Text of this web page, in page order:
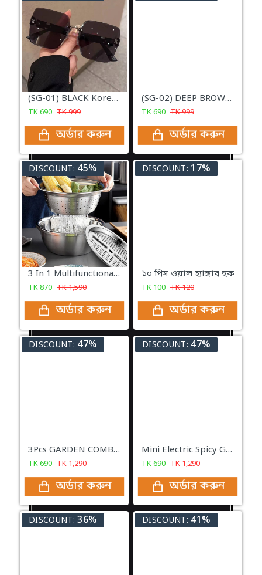
(SG-01) BLACK Korean Style Classic Big Square Shades Sunglasses for Women
TK690 TK999
অর্ডার করুন
(SG-02) DEEP BROWN Korean Style Classic Big Square Shades Sunglasses for Women
TK690 TK999
অর্ডার করুন
DISCOUNT: 45%
3 In 1 Multifunctional Stainless Steel Basin With Vegetable Cutter with Drain Basket
TK870 TK1,590
অর্ডার করুন
DISCOUNT: 17%
১০ পিস ওয়াল হ্যাঙ্গার হুক
TK 100 TK120
অর্ডার করুন
DISCOUNT: 47%
3Pcs GARDEN COMBO Set | 1Pcs Garden Gloves | 1Pcs Gardening Tools | 1Pcs Garden Water Spray Bottle
TK690 TK1,290
অর্ডার করুন
DISCOUNT: 47%
Mini Electric Spicy Grinder
TK690 TK1,290
অর্ডার করুন
DISCOUNT: 36% DISCOUNT: 41%